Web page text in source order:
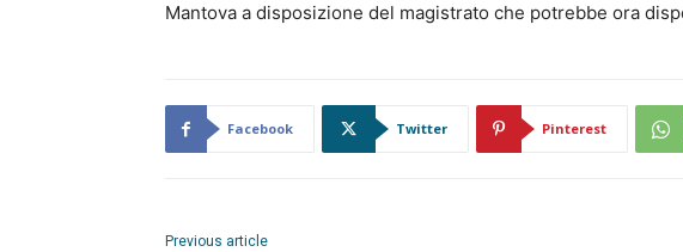
Mantova a disposizione del magistrato che potrebbe ora
Facebook Twitter Pinterest
Previous article